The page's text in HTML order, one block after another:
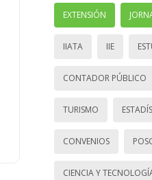
EXTENSIÓN
IIATA IIE
CONTADOR PÚBLICO
TURISMO
CONVENIOS
CIENCIA Y